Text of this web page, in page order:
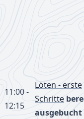
11:00 -
12:15
Löten - erste
Schritte
ausgebucht